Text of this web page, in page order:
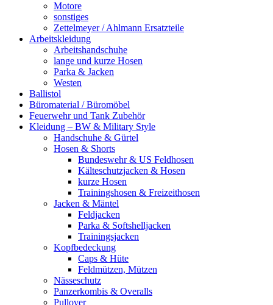
Motore
sonstiges
Zettelmeyer / Ahlmann Ersatzteile
Arbeitskleidung
Arbeitshandschuhe
lange und kurze Hosen
Parka & Jacken
Westen
Ballistol
Büromaterial / Büromöbel
Feuerwehr und Tank Zubehör
Kleidung – BW & Military Style
Handschuhe & Gürtel
Hosen & Shorts
Bundeswehr & US Feldhosen
Kälteschutzjacken & Hosen
kurze Hosen
Trainingshosen & Freizeithosen
Jacken & Mäntel
Feldjacken
Parka & Softshelljacken
Trainingsjacken
Kopfbedeckung
Caps & Hüte
Feldmützen, Mützen
Nässeschutz
Panzerkombis & Overalls
Pullover